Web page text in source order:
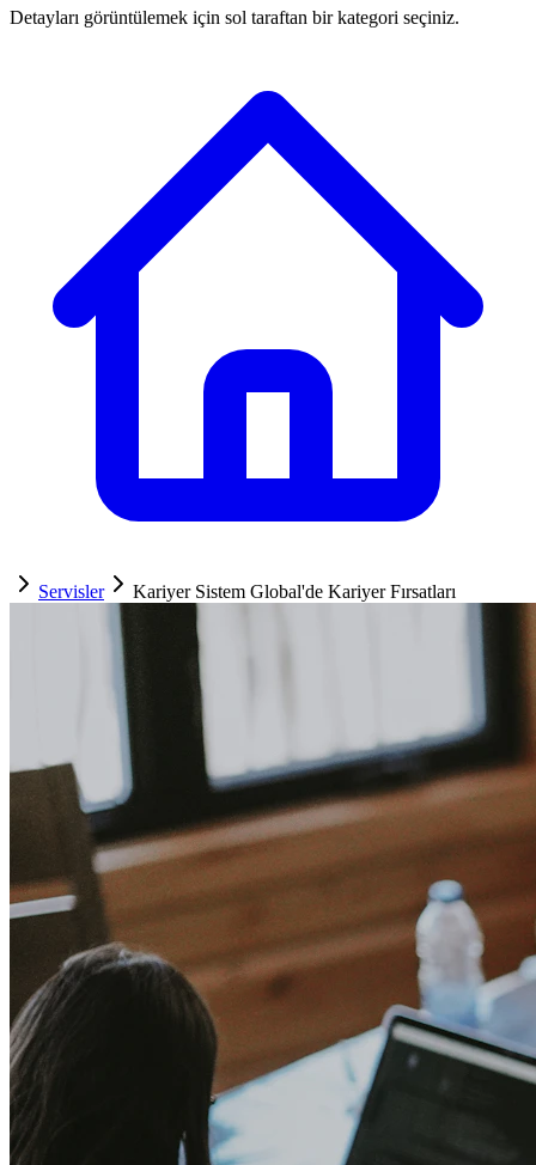
Detayları görüntülemek için sol taraftan bir kategori seçiniz.
Servisler Kariyer Sistem Global'de Kariyer Fırsatları